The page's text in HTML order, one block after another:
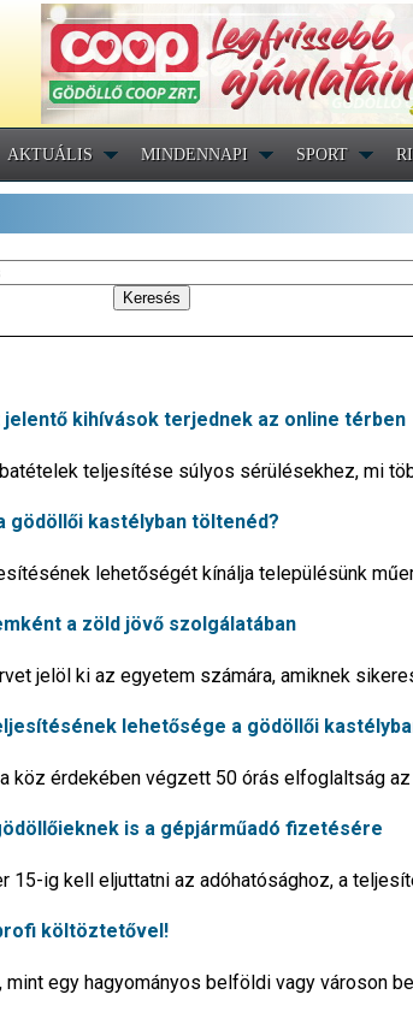
AKTUÁLIS MINDENNAPI SPORT
kihívások terjednek az online térben
teljesítése súlyos sérülésekhez, mi
gödöllői kastélyban töltenéd?
lehetőségét kínálja településünk
a zöld jövő szolgálatában
jelöl ki az egyetem számára, amiknek
lehetősége a gödöllői
köz érdekében végzett 50 órás elfoglaltság
is a gépjárműadó fizetésére
15-ig kell eljuttatni az adóhatósághoz, a
költöztetővel!
egy hagyományos belföldi vagy városon